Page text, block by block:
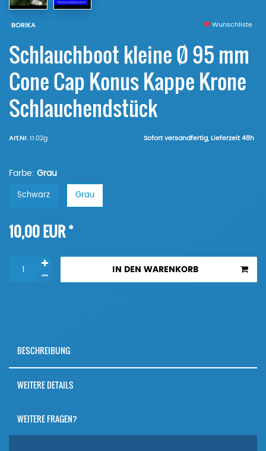
BORIKA Wunschliste
Schlauchboot kleine Ø 95 mm
Cone Cap Konus Kappe Krone
Schlauchendstück
Art.Nr.11.02g Sofort versandfertig, Lieferzeit 48h
Farbe: Grau
Schwarz Grau
10,00 EUR*
IN DEN WARENKORB
BESCHREIBUNG
WEITERE DETAILS
WEITERE FRAGEN?